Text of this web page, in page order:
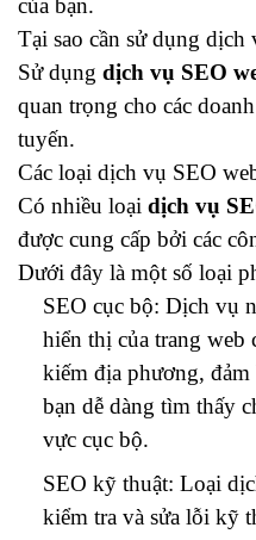
Tại sao cần sử dụng dịch
Sử dụng dịch vụ SEO
quan trọng cho các
tuyến.
Các loại dịch vụ SEO
Có nhiều loại dịch vụ
được cung cấp bởi các
Dưới đây là một số loại
SEO cục bộ: Dịch vụ
hiển thị của trang web
kiếm địa phương, đảm
bạn dễ dàng tìm thấy
vực cục bộ.
SEO kỹ thuật: Loại
kiểm tra và sửa lỗi kỹ